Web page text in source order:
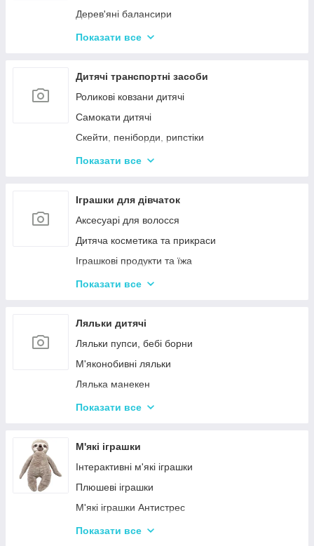
Дерев'яні балансири
Дерев'яні пазли для дорослих
Дерев'яні іграшки-лабіринти
Дерев'яні іграшкові кубики, пірамідки
Дерев'яні іграшки-шнурівки
Дерев'яні дитячі конструктори
Різні дерев'яні іграшки
Показати все
Дитячі транспортні засоби
Роликові ковзани дитячі
Самокати дитячі
Скейти, пеніборди, рипстіки
Каталки та толокари
Показати все
Іграшки для дівчаток
Аксесуарі для волосся
Дитяча косметика та прикраси
Іграшкові продукти та їжа
Іграшковий посуд
Дитячі ігрові набори для прибирання
Дитячі рольові набори лікаря
Дитячий ігровий набір кухня
Дитячий ігровий магазин, касса
Іграшковий салон краси, трюмо
Показати все
Ляльки дитячі
Ляльки пупси, бебі борни
М'яконобивні ляльки
Лялька манекен
Барбі та схожі ляльки
Лялькові будиночки
Візочки для ляльок
Ліжечка для ляльок
Одяг та аксесуари для Ляльок
Показати все
М'які іграшки
Інтерактивні м'які іграшки
Плюшеві іграшки
М'які іграшки Антистрес
Іграшки для лялькового театру
Показати все